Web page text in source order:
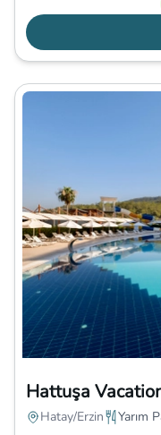
Hattuşa
Hatay/Erzin Yarım